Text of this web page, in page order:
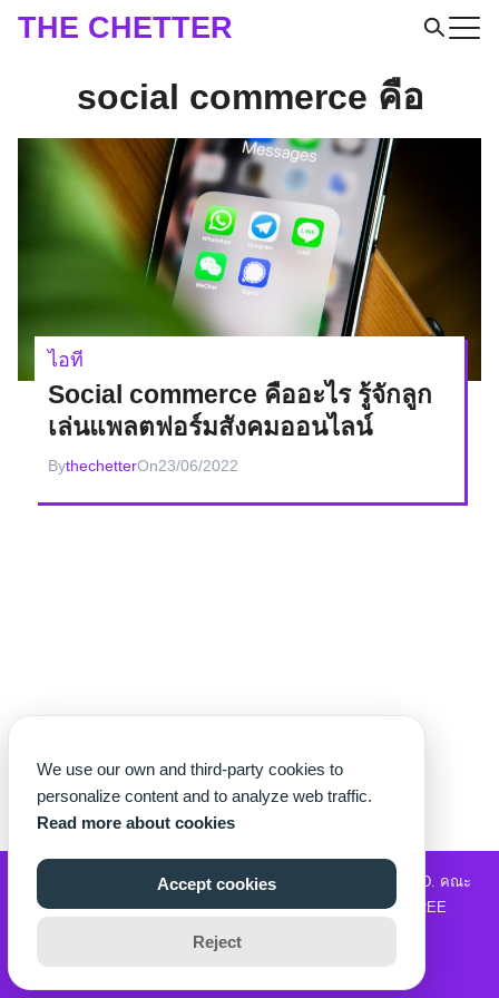
SkipTHE CHETTER
social commerce คือ
ไอที
Social commerce คืออะไร รู้จักลูก
เล่นแพลตฟอร์มสังคมออนไลน์
BythechetterOn23/06/2022
©2026 WWW.THECHETTER.COM. ALL RIGHTS RESERVED. คณะ
วิทยาศาสตร์และเทคโนโลยี|รับซื้อแบรนด์เนม|MOVIE2FREE
We use our own and third-party cookies to
personalize content and to analyze web traffic.
Read more about cookies
Accept cookies
Reject